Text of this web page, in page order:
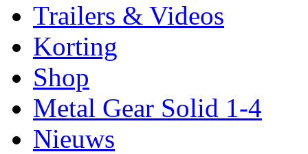
Trailers & Videos
Korting
Shop
Metal Gear Solid 1-4
Nieuws